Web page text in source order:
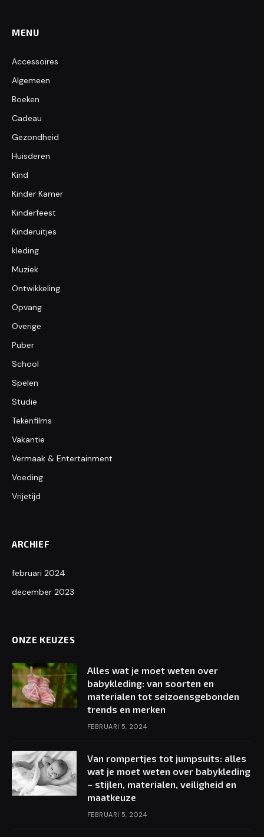
MENU
Accessoires
Algemeen
Boeken
Cadeau
Gezondheid
Huisderen
Kind
Kinder Kamer
Kinderfeest
Kinderuitjes
kleding
Muziek
Ontwikkeling
Opvang
Overige
Puber
School
Spelen
Studie
Tekenfilms
Vakantie
Vermaak & Entertainment
Voeding
Vrijetijd
ARCHIEF
februari 2024
december 2023
ONZE KEUZES
Alles wat je moet weten over
babykleding: van soorten en
materialen tot seizoensgebonden
trends en merken
FEBRUARI 5, 2024
Van rompertjes tot jumpsuits: alles
wat je moet weten over babykleding
– stijlen, materialen, veiligheid en
maatkeuze
FEBRUARI 5, 2024